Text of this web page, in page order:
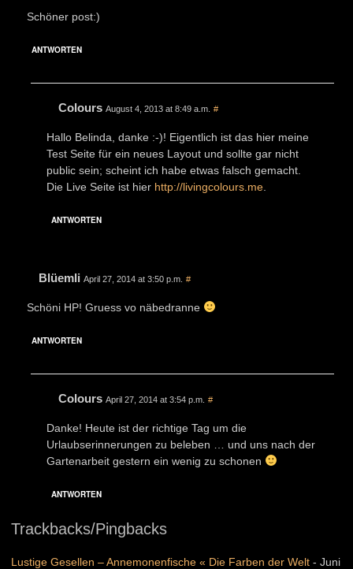
Schöner post:)
ANTWORTEN
Colours August 4, 2013 at 8:49 a.m. #
Hallo Belinda, danke :-)! Eigentlich ist das hier meine
Test Seite für ein neues Layout und sollte gar nicht
public sein; scheint ich habe etwas falsch gemacht.
Die Live Seite ist hier http://livingcolours.me
ANTWORTEN
Blüemli April 27, 2014 at 3:50 p.m. #
Schöni HP! Gruess vo näbedranne
ANTWORTEN
Colours April 27, 2014 at 3:54 p.m. #
Danke! Heute ist der richtige Tag um die
Urlaubserinnerungen zu beleben … und uns nach der
Gartenarbeit gestern ein wenig zu schonen
ANTWORTEN
Trackbacks/Pingbacks
Lustige Gesellen – Annemonenfische « Die Farben der Welt - Juni